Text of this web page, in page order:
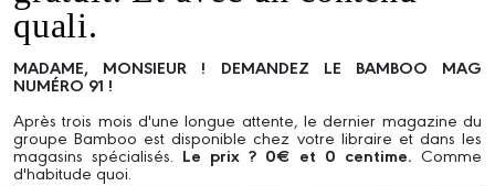
quali.
MADAME, MONSIEUR ! DEMANDEZ LE BAMBOO MAG
NUMÉRO 91 !
Après trois mois d'une longue attente, le dernier magazine du
groupe Bamboo est disponible chez votre libraire et dans les
magasins spécialisés. Le prix ? 0€ et 0 centime. Comme
d'habitude quoi.